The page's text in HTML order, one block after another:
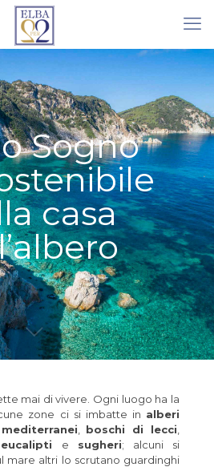
Sogno
casa
mai di vivere. Ogni luogo ha la
zone ci si imbatte in alberi
boschi di lecci
eucalipti e sugheri; alcuni si
mare altri lo scrutano guardinghi